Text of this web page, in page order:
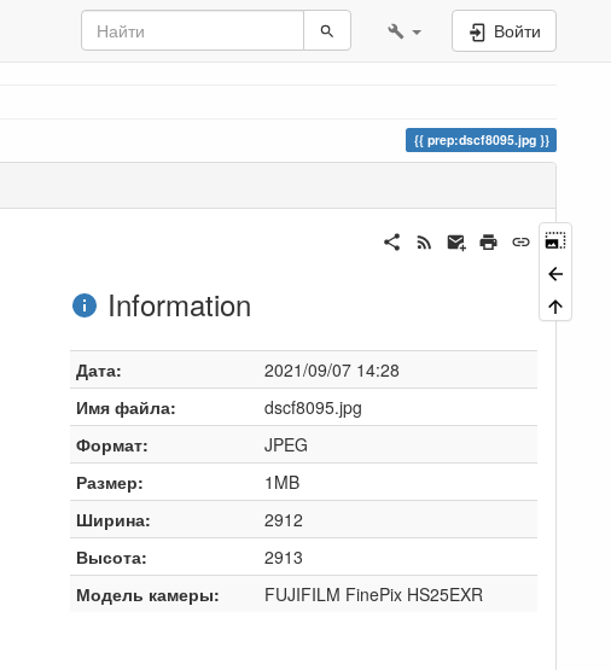
Войти
prep:dscf8095.jpg
Information
Дата:
2021/09/07 14:28
Имя файла:
dscf8095.jpg
Формат:
JPEG
Размер:
1MB
Ширина:
2912
Высота:
2913
Модель камеры:
FUJIFILM FinePix HS25EXR